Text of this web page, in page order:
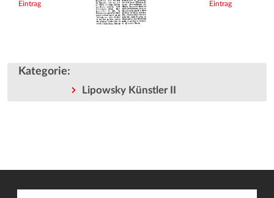
Eintrag
Eintrag
Kategorie:
Lipowsky Künstler II